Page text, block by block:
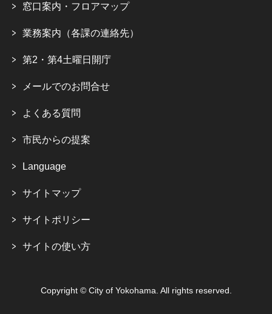
窓口案内・フロアマップ
業務案内（各課の連絡先）
第2・第4土曜日開庁
メールでのお問合せ
よくある質問
市民からの提案
Language
サイトマップ
サイトポリシー
サイトの使い方
Copyright © City of Yokohama. All rights reserved.